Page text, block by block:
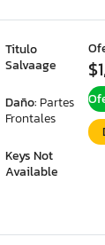
Titulo
Salvaage
Daño: Partes
Frontales
Keys Not
Available